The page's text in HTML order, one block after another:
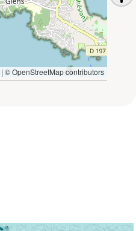
| © OpenStreetMap contributors